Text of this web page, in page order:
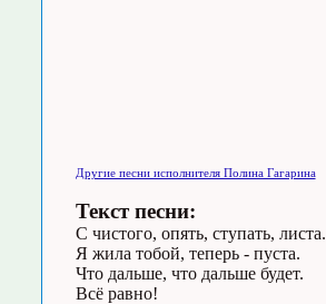
Другие песни исполнителя Полина Гагарина
Текст песни:
С чистого, опять, ступать, листа.
Я жила тобой, теперь - пуста.
Что дальше, что дальше будет.
Всё равно!